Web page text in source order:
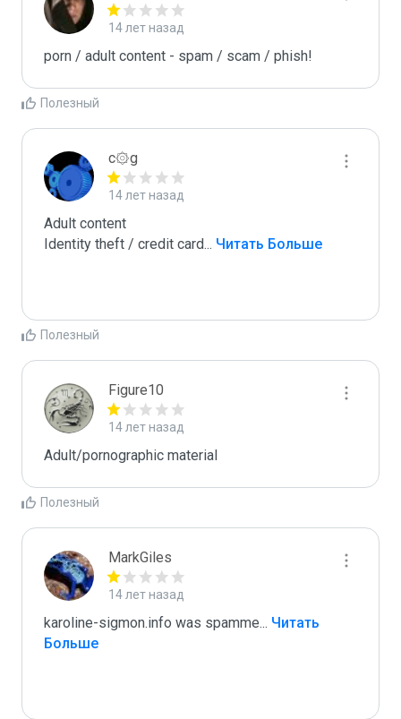
14 лет назад
porn / adult content - spam / scam / phish!
Полезный
c۞g
14 лет назад
Adult content
Identity theft / credit card... Читать Больше
Полезный
Figure10
14 лет назад
Adult/pornographic material
Полезный
MarkGiles
14 лет назад
karoline-sigmon.info was spamme... Читать
Больше